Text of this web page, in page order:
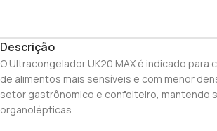
Descrição
O Ultracongelador UK20 MAX é indicado para
de alimentos mais sensíveis e com menor
setor gastrônomico e confeiteiro, mantendo
organolépticas